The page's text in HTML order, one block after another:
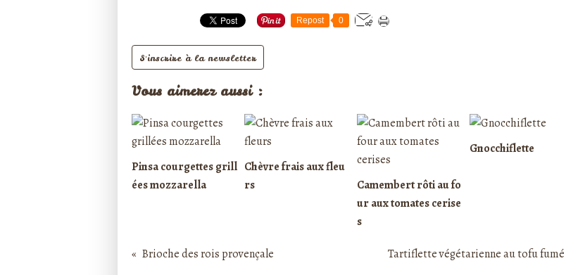
Repost 0
S'inscrire à la newsletter
Vous aimerez aussi :
Pinsa courgettes grill
ées mozzarella
Chèvre frais aux fleu
rs
Camembert rôti au fo
ur aux tomates cerise
s
Gnocchiflette
Brioche des rois provençale Tartiflette végétarienne au tofu fumé